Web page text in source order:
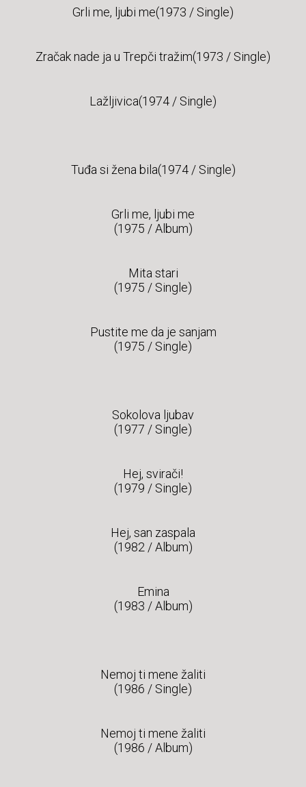
Grli me, ljubi me(1973 / Single)
Zračak nade ja u Trepči tražim(1973 / Single)
Lažljivica(1974 / Single)
Tuđa si žena bila(1974 / Single)
Grli me, ljubi me
(1975 / Album)
Mita stari
(1975 / Single)
Pustite me da je sanjam
(1975 / Single)
Sokolova ljubav
(1977 / Single)
Hej, svirači!
(1979 / Single)
Hej, san zaspala
(1982 / Album)
Emina
(1983 / Album)
Nemoj ti mene žaliti
(1986 / Single)
Nemoj ti mene žaliti
(1986 / Album)